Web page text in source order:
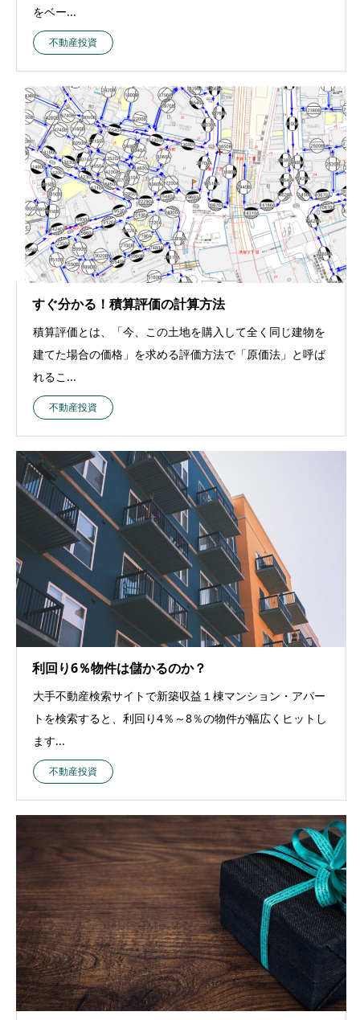
をベー...
不動産投資
すぐ分かる！積算評価の計算方法
積算評価とは、「今、この土地を購入して全く同じ建物を
建てた場合の価格」を求める評価方法で「原価法」と呼ば
れるこ...
不動産投資
利回り6％物件は儲かるのか？
大手不動産検索サイトで新築収益１棟マンション・アパー
トを検索すると、利回り4％～8％の物件が幅広くヒットし
ます...
不動産投資